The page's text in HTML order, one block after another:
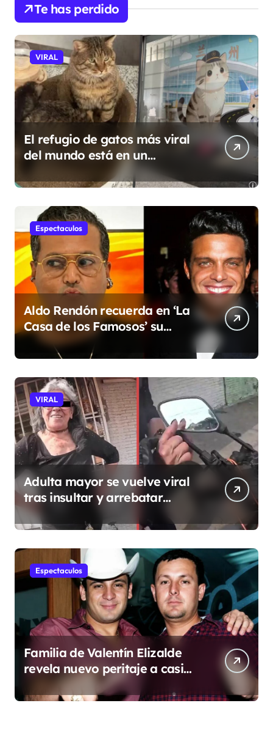
Te has perdido
VIRAL
El refugio de gatos más viral
del mundo está en un
aeropuerto internacional y
tiene a tres felinos
patrullando las puertas de
embarque
Espectaculos
Aldo Rendón recuerda en ‘La
Casa de los Famosos’ su
encuentro con Luis Miguel
VIRAL
Adulta mayor se vuelve viral
tras insultar y arrebatar
celular a repartidor
Espectaculos
Familia de Valentín Elizalde
revela nuevo peritaje a casi
20 años de su homîcîdîo